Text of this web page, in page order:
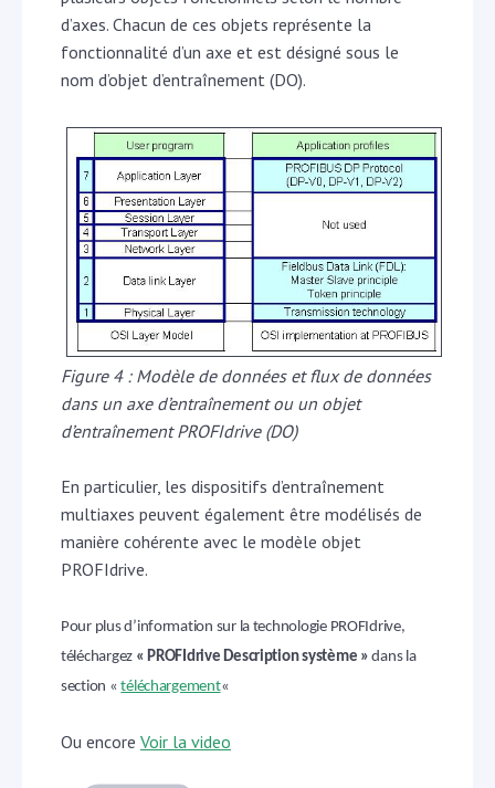
d’axes. Chacun de ces objets représente la
fonctionnalité d’un axe et est désigné sous le
nom d’objet d’entraînement (DO).
Figure 4 : Modèle de données et flux de données
dans un axe d’entraînement ou un objet
d’entraînement PROFIdrive (DO)
En particulier, les dispositifs d’entraînement
multiaxes peuvent également être modélisés de
manière cohérente avec le modèle objet
PROFIdrive.
Pour plus d’information sur la technologie PROFIdrive,
téléchargez « PROFIdrive Description système » dans la
section «téléchargement«
Ou encore Voir la video